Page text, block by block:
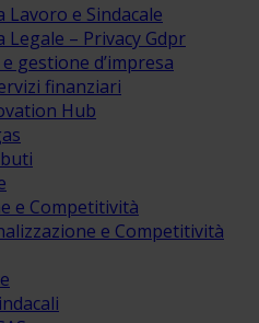
Lavoro e Sindacale
Legale – Privacy Gdpr
gestione d’impresa
finanziari
Hub
e Competitività
e Competitività